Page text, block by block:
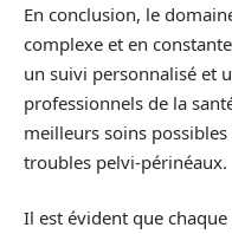
En conclusion, le
complexe et en
un suivi personnalisé et
professionnels de la
meilleurs soins
troubles pelvi-périnéaux.
Il est évident que